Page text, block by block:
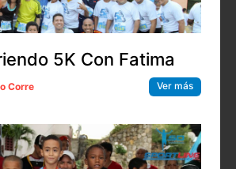
5K Con Fatima
Corre Ver más